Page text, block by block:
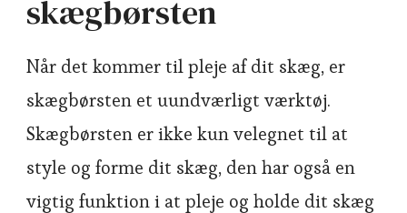
skægbørsten
Når det kommer til pleje af dit skæg, er
skægbørsten et uundværligt værktøj.
Skægbørsten er ikke kun velegnet til at
style og forme dit skæg, den har også en
vigtig funktion i at pleje og holde dit skæg